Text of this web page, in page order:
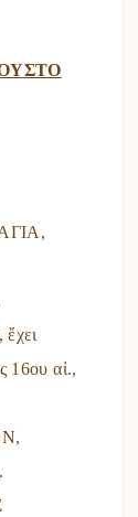
16ου αἰ.,